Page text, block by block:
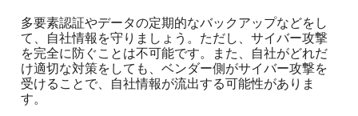
多要素認証やデータの定期的なバックアップなどをし
て、自社情報を守りましょう。ただし、サイバー攻撃
を完全に防ぐことは不可能です。また、自社がどれだ
け適切な対策をしても、ベンダー側がサイバー攻撃を
受けることで、自社情報が流出する可能性がありま
す。